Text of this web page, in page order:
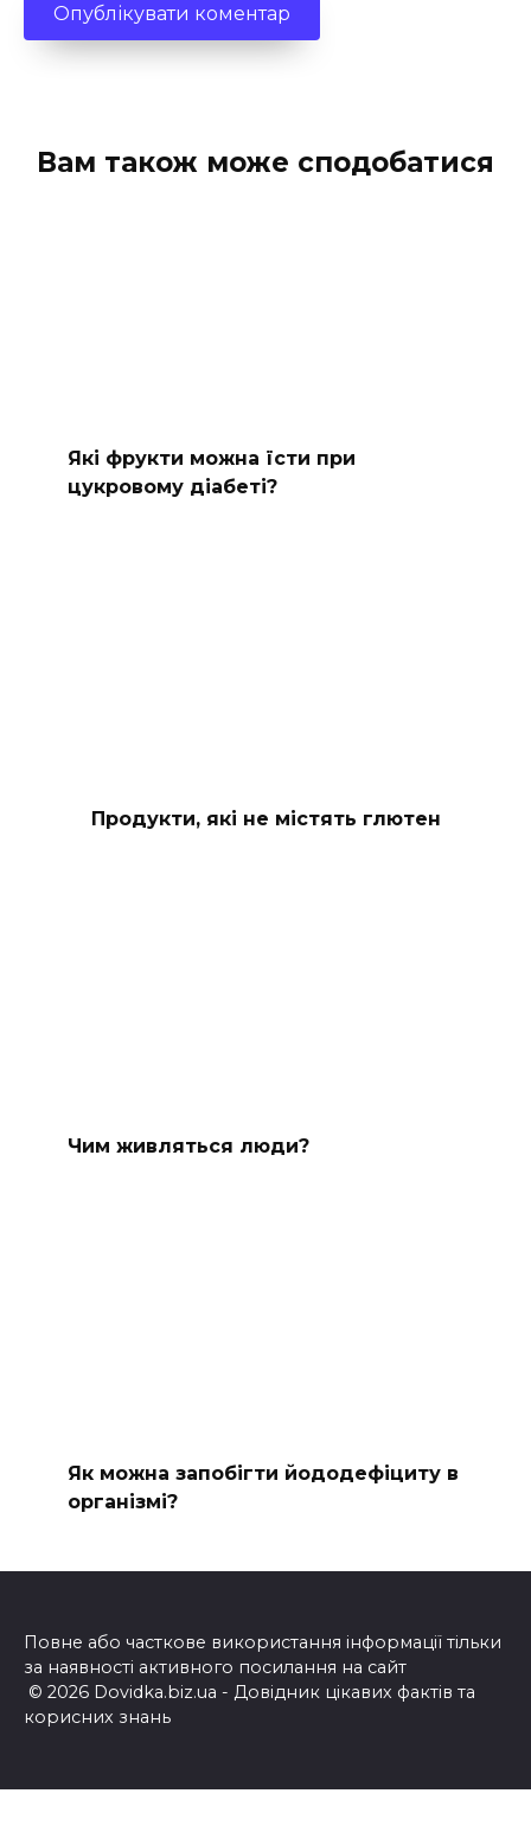
Вам також може сподобатися
Які фрукти можна їсти при
цукровому діабеті?
Продукти, які не містять глютен
Чим живляться люди?
Як можна запобігти йододефіциту в
організмі?
Повне або часткове використання інформації тільки
за наявності активного посилання на сайт
© 2026 Dovidka.biz.ua - Довідник цікавих фактів та
корисних знань